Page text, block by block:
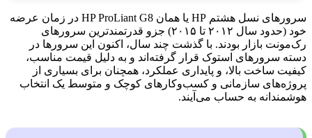
سرورهای نسل هشتم HP یا همان HP ProLiant G8 در زمان عرضه
خود (حدود سال ۲۰۱۲ تا ۲۰۱۵) جزو قدرتمندترین سرورهای
رک‌مونت بازار بودند. با گذشت چند سال، اکنون این سرورها در
دسته سرورهای استوک قرار گرفته‌اند و به دلیل قیمت مناسب،
کیفیت ساخت بالا، و پایداری عملکرد، همچنان برای بسیاری از
پروژه‌های سازمانی و کسب‌وکارهای کوچک و متوسط یک انتخاب
هوشمندانه به حساب می‌آیند.